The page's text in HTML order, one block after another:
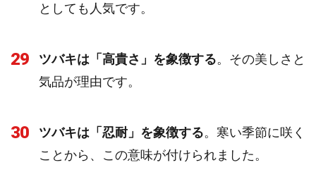
としても人気です。
29 ツバキは「高貴さ」を象徴する。その美しさと
気品が理由です。
30 ツバキは「忍耐」を象徴する。寒い季節に咲く
ことから、この意味が付けられました。